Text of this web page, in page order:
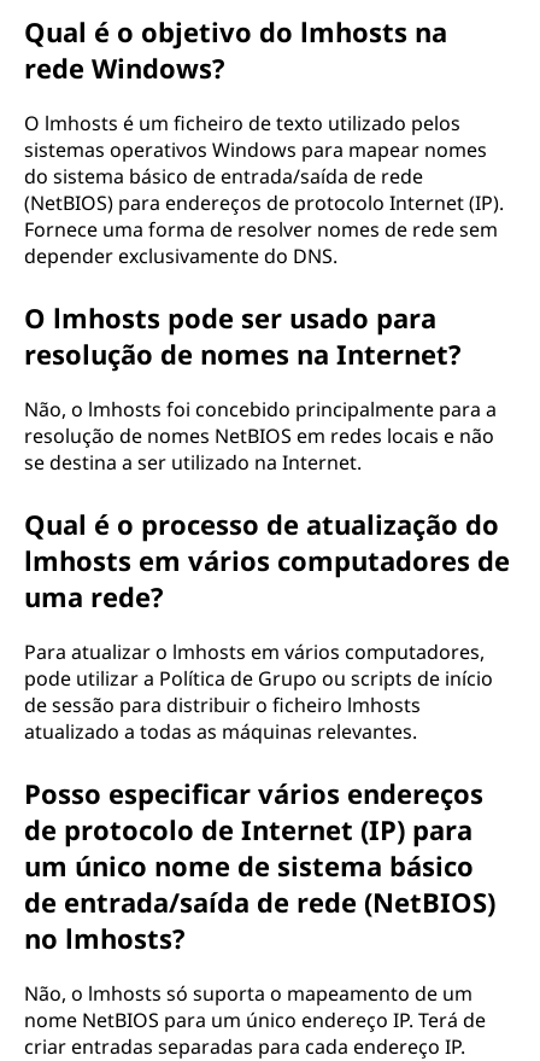
Qual é o objetivo do lmhosts na
rede Windows?
O lmhosts é um ficheiro de texto utilizado pelos
sistemas operativos Windows para mapear nomes
do sistema básico de entrada/saída de rede
(NetBIOS) para endereços de protocolo Internet (IP).
Fornece uma forma de resolver nomes de rede sem
depender exclusivamente do DNS.
O lmhosts pode ser usado para
resolução de nomes na Internet?
Não, o lmhosts foi concebido principalmente para a
resolução de nomes NetBIOS em redes locais e não
se destina a ser utilizado na Internet.
Qual é o processo de atualização do
lmhosts em vários computadores de
uma rede?
Para atualizar o lmhosts em vários computadores,
pode utilizar a Política de Grupo ou scripts de início
de sessão para distribuir o ficheiro lmhosts
atualizado a todas as máquinas relevantes.
Posso especificar vários endereços
de protocolo de Internet (IP) para
um único nome de sistema básico
de entrada/saída de rede (NetBIOS)
no lmhosts?
Não, o lmhosts só suporta o mapeamento de um
nome NetBIOS para um único endereço IP. Terá de
criar entradas separadas para cada endereço IP.